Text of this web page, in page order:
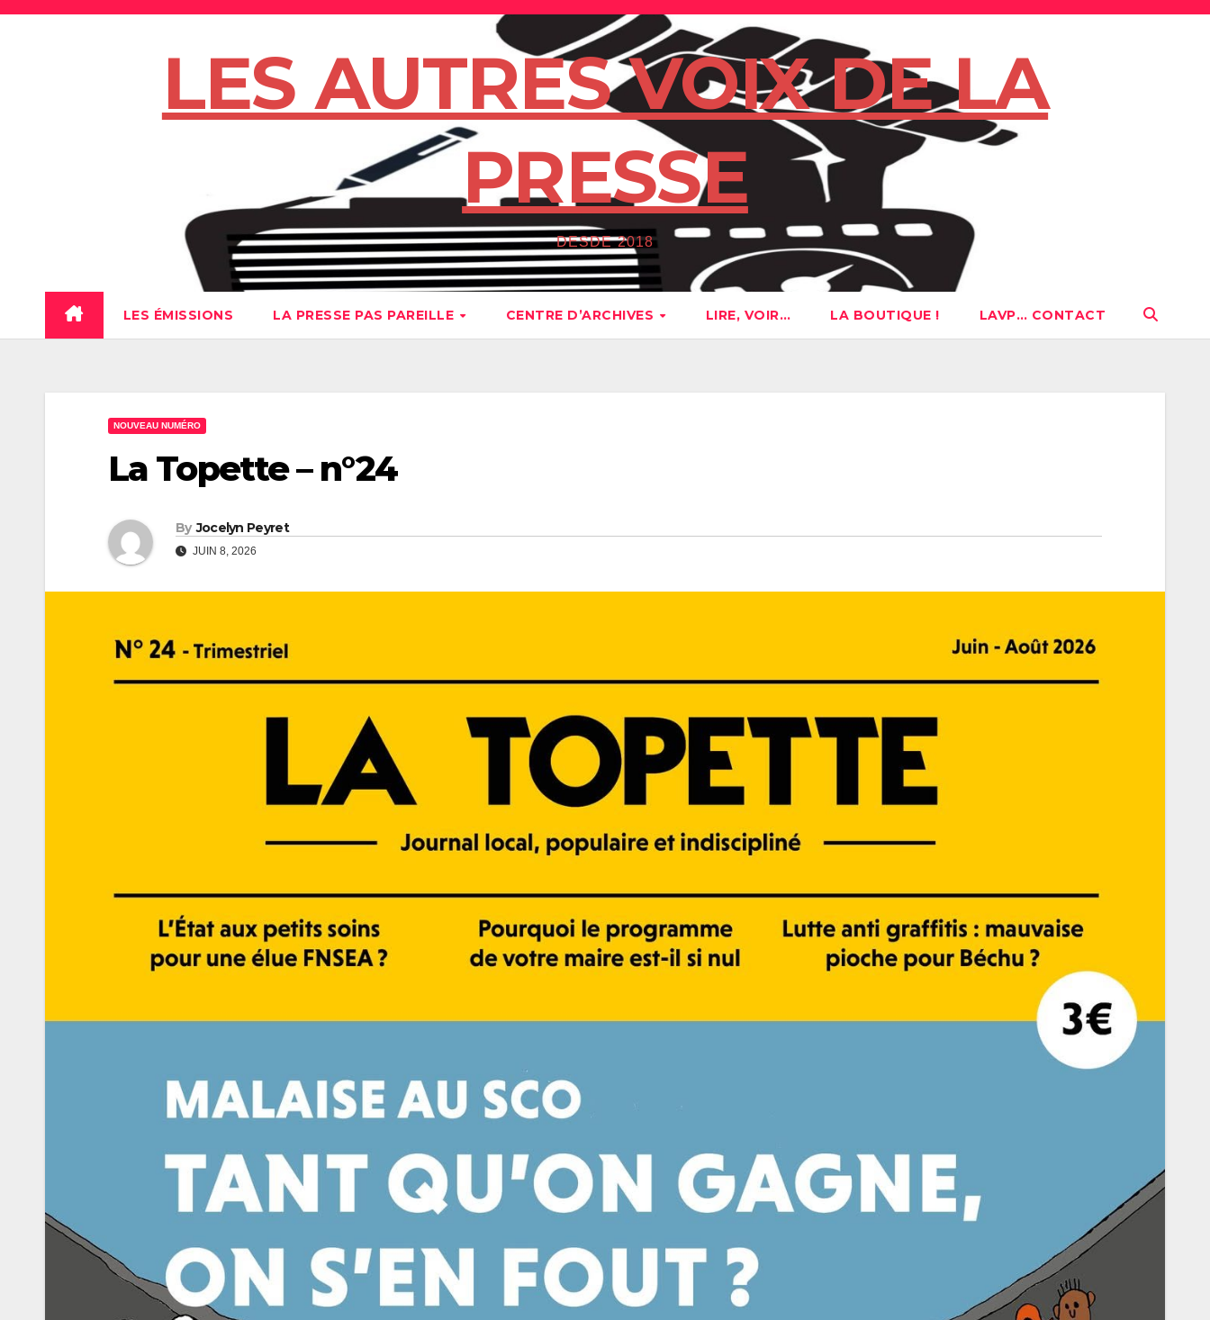
Skip
LES AUTRES VOIX DE LA
PRESSE
DESDE 2018
LES ÉMISSIONS LA PRESSE PAS PAREILLE CENTRE D’ARCHIVES LIRE, VOIR… LA BOUTIQUE ! LAVP… CONTACT
NOUVEAU NUMÉRO
La Topette – n°24
By Jocelyn Peyret
JUIN 8, 2026